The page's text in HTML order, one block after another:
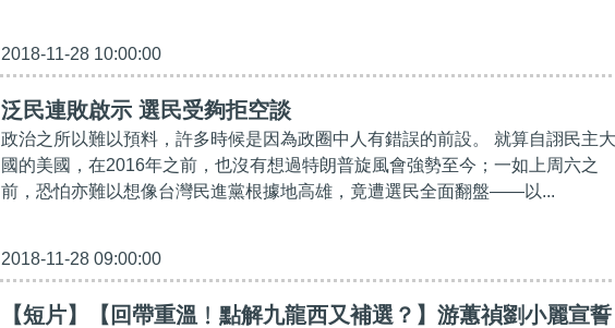
2018-11-28 10:00:00
泛民連敗啟示 選民受夠拒空談
政治之所以難以預料，許多時候是因為政圈中人有錯誤的前設。 就算自詡民主大
國的美國，在2016年之前，也沒有想過特朗普旋風會強勢至今；一如上周六之
前，恐怕亦難以想像台灣民進黨根據地高雄，竟遭選民全面翻盤——以...
2018-11-28 09:00:00
【短片】【回帶重溫﹗點解九龍西又補選？】游蕙禎劉小麗宣誓